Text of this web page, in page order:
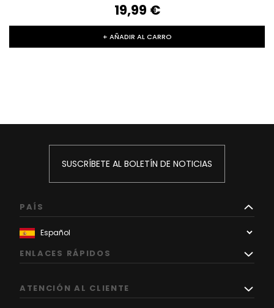
19,99‎ ‎€
+ AÑADIR AL CARRO
SUSCRÍBETE AL BOLETÍN DE NOTICIAS
PAÍS
ENLACES RÁPIDOS
ATENCIÓN AL CLIENTE